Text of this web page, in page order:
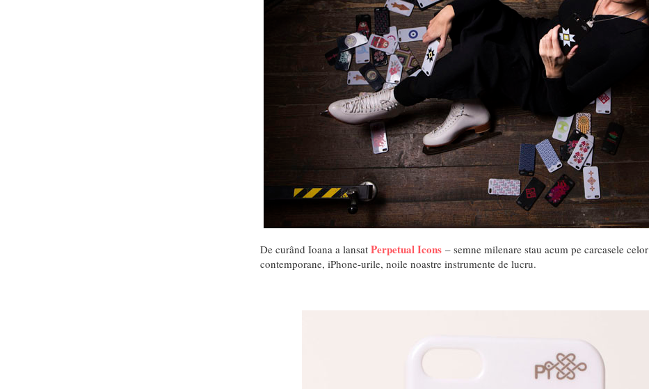
De curând Ioana a lansat Perpetual Icons– semne milenare stau acum pe carcasele
contemporane, iPhone-urile, noile noastre instrumente de lucru.